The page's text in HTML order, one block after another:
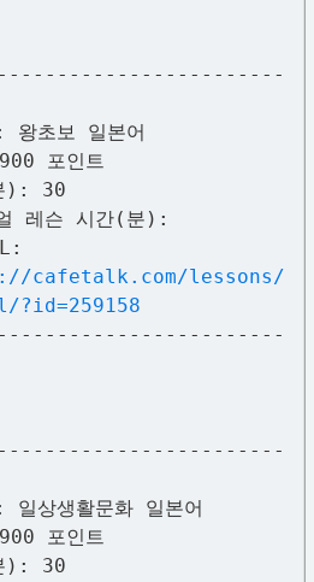
왕초보 일본어
포인트
): 30
레슨 시간(분):
cafetalk.com/lessons/
?id=259158
일상생활문화 일본어
포인트
): 30